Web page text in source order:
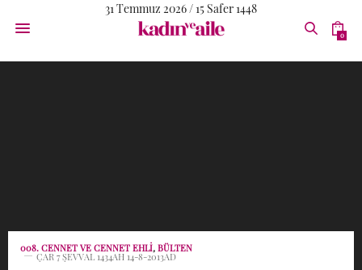
31 Temmuz 2026 / 15 Safer 1448
0
008. CENNET VE CENNET EHLI, BÜLTEN
ÇAR 7 ŞEVVAL 1434AH 14-8-2013AD